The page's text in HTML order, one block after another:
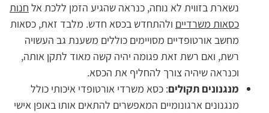
נשארת בזווית לא נוחה, כנראה שהגיע הזמן ללכת אל חנות
כסאות משרדיים ולהתחדש בכסא חדש. מלבד זאת, כסאות
מחשב אורטופדיים מסויימים כוללים משענת גב העשויה
רשת, ואם רשת זאת פגומה יהיה קשה מאוד לתקן אותה,
וכנראה שיהיה צורך להחליף את הכסא.
מנגנונים תקולים: כסא משרדי אורטופדי איכותי כולל
מנגנונים ארגונומיים המאפשרים להתאים אותו באופן אישי